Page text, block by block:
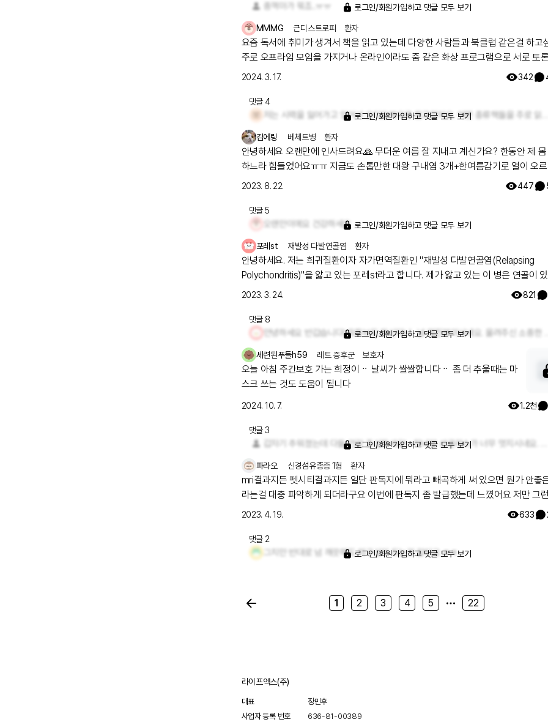
중꺽마가 뭐죠..ㅠㅠ 로그인/회원가입하고 댓글 모두 보기
MMMG 근디스트로피 환자
요즘 독서에 취미가 생겨서 책을 읽고 있는데 다양한 사람들과 북클럽 같은걸 하고
주로 오프라임 모임을 가지거나 온라인이라도 줌 같은 화상 프로그램으로 서로 토
하더군요. 저는 사실 그정도 까지 바라지 않고 독서를 매개체로 서로 대화했으면 해
2024. 3. 17. 342
댓글 4
로그인/회원가입하고 댓글 모두 보기
김에링 베체트병 환자
안녕하세요 오랜만에 인사드려요🙏 무더운 여름 잘 지내고 계신가요? 한동안 제 몸 건사
하느라 힘들었어요ㅠㅠ 지금도 손톱만한 대왕 구내염 3개+한여름감기로 열이 오
리락하는 와중이라 정신이 오락가락합니다ㅠㅠ 코로나는 아니라는데 감기가 왜이
근했습니다😭 주변에 피해주지 않으려고 마스크를 쓰고왔는데 열이 나는지 제 숨이 뜨겁
네요ㅜㅠ 오늘 하루도 화이팅입니다🤒
2023. 8. 22. 447
댓글5
오랜만이에요 건강하세요 로그인/회원가입하고 댓글 모두 보기
포레st 재발성 다발연골염 환자
안녕하세요. 저는 희귀질환이자 자가면역질환인 "재발성 다발연골염(Relapsing
Polychondritis)"을 앓고 있는 포레st라고 합니다. 제가 앓고 있는 이 병은 연골이
이면 어디든 염증이 생기고, 이름 그대로 증상이 계속 재발하는 질환이에요. 저의 병도 줄
어요. 근데 저와는 다른 질환이시더라구요! 글자가 같은 RP라서 더 마음이 갔었는
꼭 이겨낼 수 있길 바라는 마음이에요. 저의 병 증상으로는 전신 증상: 발열, 체중감소, 발
진 귀: 귀통증, 청력저하, 중이염, 분비물, 어지럼증 코: 콧대의 연골 주저앉음(안장
가 막히거나 딱지짐 근골격계: 크거나 작은 관절들의 양측성 염증, 관절염의 경우와
한 통증과 부종 후두와 기도: 숨쉬고 말하는 것이 어려워지고 지속적인 기침, 천명
장의 판막에 이상 신장: 신장의 염증과 기능 이상 그 외 눈, 피부, 신경계 침범 이러한 증상
이 있는데, 저는 발열과 체중감소, 귀 변형 및 통증, 청력저하(난청), 어지럼증, 안장
코의 통증, 난청, 어지럼증, 관절통증, 공막염이 계속해서 재발하고 있어요. 그리고 기도연
골의 염증으로 기도연골이 무너져 기관절개를 한 상태로 지내며, 좁아진 기도에 스
넣는 시술을 하여 스텐트에 살이 차오를 때마다 시술을 계속 받아오고 있습니다. 사실 희
귀병도 희귀병이지만 기관절개를 하고 지내다보니 매일 석션과 네블라이저를 하고
리는 나오지만 작은 목소리인데다가 말을 많이 하면 무리가 가서 불편한 점도 많아요.
지만 이런 모습일지라도 저의 일상을 살아가고 있고 가끔 좌절하고 무너질 때도 있
이야기를 시작해볼게요. 저의 투병기록과 일상을 남겨둔 블로그와 유튜브가 있는데, 저의
기록이 궁금하신 분들은 한번 들러주세요! 블로그: 포레st / 오늘, 나의 이야기
2023. 3. 24. 821
댓글 8
로그인/회원가입하고 댓글 모두 보기
세련된푸들h59 레트 증후군 보호자
오늘 아침 주간보호 가는 희정이ᆢ 날씨가 쌀쌀합니다ᆢ 좀 더 추울때는 마
스크 쓰는 것도 도움이 됩니다
2024. 10. 7. 1.2천
댓글3
로그인/회원가입하고 댓글 모두 보기
파라오 신경섬유종증 1형 환자
mri결과지든 펫시티결과지든 일단 판독지에 뭐라고 빼곡하게 써 있으면 뭔가 안좋은 결과
라는걸 대충 파악하게 되더라구요 이번에 판독지 좀 발급했는데 느꼈어요 저만 그런가
요?? ㅋㅋㅋㅋ
2023. 4. 19. 633
댓글 2
그치만 반대로 넘 깨끗해도 의구심이 드는것 같아요 ㅎㅎ
로그인/회원가입하고 댓글 모두 보기
1 2 3 4 5 22
라이프엑스(주)
대표
장민후
사업자 등록 번호
636-81-00389